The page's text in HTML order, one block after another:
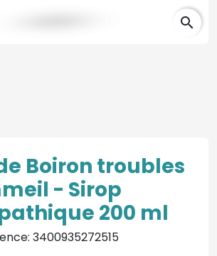
search
Boiron troubles
- Sirop
200 ml
3400935272515